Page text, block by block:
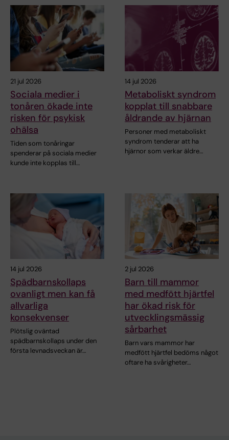
21 jul 2026
Sociala medier i
tonåren ökade inte
risken för psykisk
ohälsa
Tiden som tonåringar
spenderar på sociala medier
kunde inte kopplas till…
14 jul 2026
Metaboliskt syndrom
kopplat till snabbare
åldrande av hjärnan
Personer med metaboliskt
syndrom tenderar att ha
hjärnor som verkar äldre…
14 jul 2026
Spädbarnskollaps
ovanligt men kan få
allvarliga
konsekvenser
Plötslig oväntad
spädbarnskollaps under den
första levnadsveckan är…
2 jul 2026
Barn till mammor
med medfött hjärtfel
har ökad risk för
utvecklingsmässig
sårbarhet
Barn vars mammor har
medfött hjärtfel bedöms något
oftare ha svårigheter…